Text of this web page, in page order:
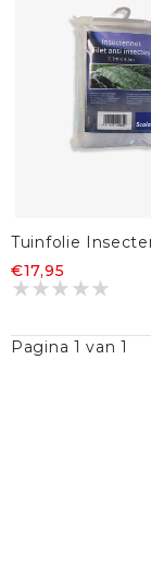
€17,95
Pagina 1 van 1